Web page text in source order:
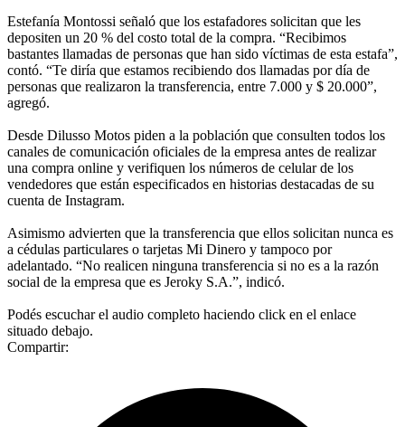
Estefanía Montossi señaló que los estafadores solicitan que les
depositen un 20 % del costo total de la compra. “Recibimos
bastantes llamadas de personas que han sido víctimas de esta estafa”,
contó. “Te diría que estamos recibiendo dos llamadas por día de
personas que realizaron la transferencia, entre 7.000 y $ 20.000”,
agregó.
Desde Dilusso Motos piden a la población que consulten todos los
canales de comunicación oficiales de la empresa antes de realizar
una compra online y verifiquen los números de celular de los
vendedores que están especificados en historias destacadas de su
cuenta de Instagram.
Asimismo advierten que la transferencia que ellos solicitan nunca es
a cédulas particulares o tarjetas Mi Dinero y tampoco por
adelantado. “No realicen ninguna transferencia si no es a la razón
social de la empresa que es Jeroky S.A.”, indicó.
Podés escuchar el audio completo haciendo click en el enlace
situado debajo.
Compartir: